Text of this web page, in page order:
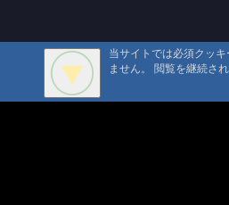
当サイトでは必須クッ
ません。 閲覧を継続さ